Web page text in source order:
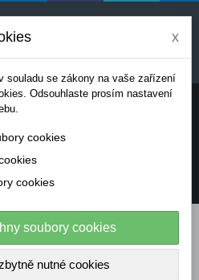
a mohou se měnit v
cenách výrobců a
cenovou nabídku prosím
objednávat telefonicky:
info@dataflex-security.com
x
souladu se zákony na vaše zařízení
Odsouhlaste prosím nastavení
cookies
cookies
soubory cookies
nutné cookies